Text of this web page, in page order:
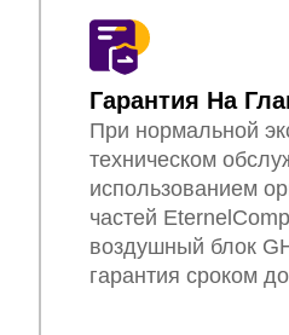
Гарантия На
При нормальной
техническом
использованием
частей
воздушный блок
гарантия сроком